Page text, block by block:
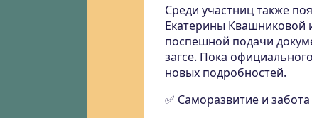
Среди участниц также
Екатерины Квашниковой
поспешной подачи
загсе. Пока
новых подробностей.
✅ Саморазвитие и